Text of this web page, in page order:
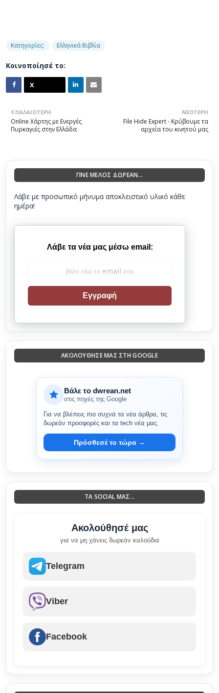
Κατηγορίες: Ελληνικά Βιβλία
Κοινοποίησέ το:
ΝΕΌΤΕΡΗ
File Hide Expert - Κρύβουμε τα
αρχεία του κινητού μας
ΠΑΛΑΙΌΤΕΡΗ
Online Χάρτης με Ενεργές
Πυρκαγιές στην Ελλάδα
ΓΙΝΕ ΜΕΛΟΣ ΔΩΡΕΑΝ...
Λάβε με προσωπικό μήνυμα αποκλειστικό υλικό κάθε
ημέρα!
Λάβε τα νέα μας μέσω email:
Εγγραφή
ΑΚΟΛΟΎΘΗΣΈ ΜΑΣ ΣΤΗ GOOGLE
Βάλε το dwrean.net
στις πηγές της Google
Για να βλέπεις πιο συχνά τα νέα άρθρα, τις
δωρεάν προσφορές και τα tech νέα μας.
Πρόσθεσέ το τώρα →
ΤΑ SOCIAL ΜΑΣ...
Ακολούθησέ μας
για να μη χάνεις δωρεάν καλούδια
Telegram
Viber
Facebook